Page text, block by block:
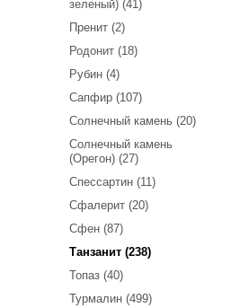
зеленый) (41)
Пренит (2)
Родонит (18)
Рубин (4)
Сапфир (107)
Солнечный камень (20)
Солнечный камень
(Орегон) (27)
Спессартин (11)
Сфалерит (20)
Сфен (87)
Танзанит (238)
Топаз (40)
Турмалин (499)